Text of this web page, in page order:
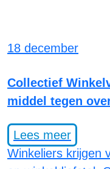
18 december
Collectief
middel tegen
Lees meer
Winkeliers krijgen